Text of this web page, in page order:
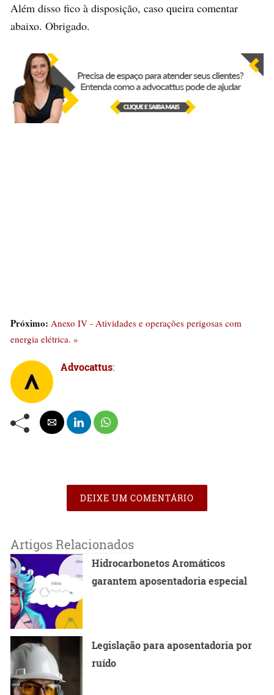
Além disso fico à disposição, caso queira comentar
abaixo. Obrigado.
Próximo: Anexo IV - Atividades e operações perigosas com
energia elétrica. »
Advocattus:
DEIXE UM COMENTÁRIO
Artigos Relacionados
Hidrocarbonetos Aromáticos
garantem aposentadoria especial
Legislação para aposentadoria por
ruído